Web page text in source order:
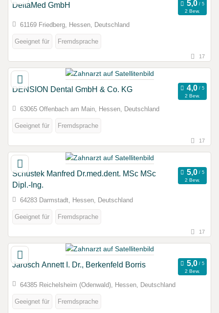
DeltaMed GmbH
2 Bew.
61169 Friedberg, Hessen, Deutschland
Geeignet für Fremdsprache
17
DENSION Dental GmbH & Co. KG
2 Bew.
63065 Offenbach am Main, Hessen, Deutschland
Geeignet für Fremdsprache
17
Schustek Manfred Dr.med.dent. MSc MSc
Dipl.-Ing.
2 Bew.
64283 Darmstadt, Hessen, Deutschland
Geeignet für Fremdsprache
17
Jarosch Annett I. Dr., Berkenfeld Borris
2 Bew.
64385 Reichelsheim (Odenwald), Hessen, Deutschland
Geeignet für Fremdsprache